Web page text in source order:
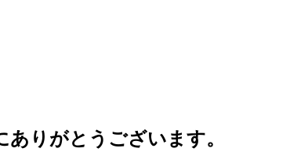
りがとうございます。